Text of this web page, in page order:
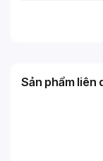
Sản phẩm liên